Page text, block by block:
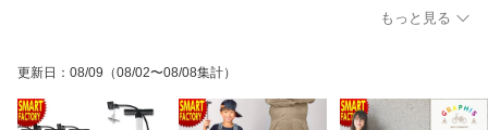
もっと見る
更新日 ： 08/09 （08/02〜08/08集計）